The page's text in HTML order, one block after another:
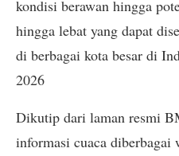
kondisi berawan hingga
hingga lebat yang dapat
di berbagai kota besar di
2026
Dikutip dari laman resmi
informasi cuaca diberbagai